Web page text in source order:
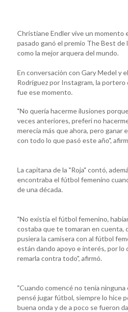
Christiane Endler vive un momento
pasado ganó el premio The Best de
como la mejor arquera del mundo.
En conversación con Gary Medel y
Rodríguez por Instagram, la portero
fue ese momento.
"No quería hacerme ilusiones
veces anteriores, preferí no
merecía más que ahora, pero ganar
con todo lo que pasó este año",
La capitana de la "Roja" contó,
encontraba el fútbol femenino
de una década.
"No existía el fútbol femenino,
costaba que te tomaran en cuenta,
pusiera la camisera con al fútbol
están dando apoyo e interés, por lo
remarla contra todo", afirmó.
"Cuando comencé no tenía
pensé jugar fútbol, siempre lo hice
buena onda y de a poco se fueron